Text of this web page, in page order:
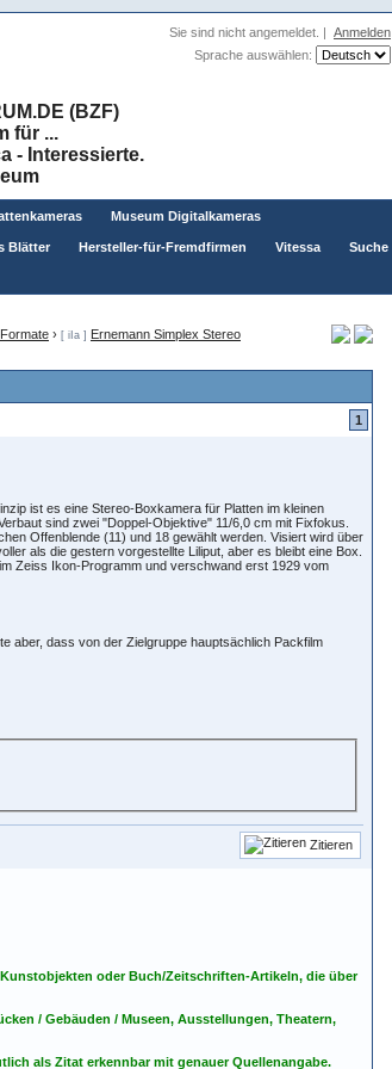
Sie sind nicht angemeldet. | Anmelden
Sprache auswählen:
(BZF)
für ...
- Interessierte.
Museum Digitalkameras
Blätter Hersteller-für-Fremdfirmen Vitessa Suche
› [ iIa ] Ernemann Simplex Stereo
1
ist es eine Stereo-Boxkamera für Platten im kleinen
sind zwei "Doppel-Objektive" 11/6,0 cm mit Fixfokus.
Offenblende (11) und 18 gewählt werden. Visiert wird über
als die gestern vorgestellte Liliput, aber es bleibt eine Box.
Zeiss Ikon-Programm und verschwand erst 1929 vom
aber, dass von der Zielgruppe hauptsächlich Packfilm
Zitieren
oder Buch/Zeitschriften-Artikeln, die über
/ Gebäuden / Museen, Ausstellungen, Theatern,
als Zitat erkennbar mit genauer Quellenangabe.